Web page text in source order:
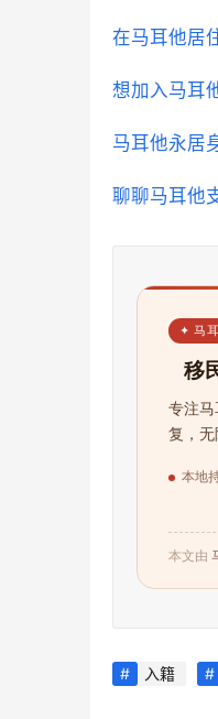
在马耳他居
想加入马耳
马耳他永居
聊聊马耳他
✦ 马
移
专注马
复，无
本地
本文由
入籍